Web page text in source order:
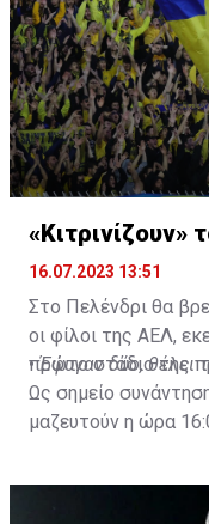
Al-Ahli hope to
pic.twitter.com/
— Ben Jacobs
«Κιτρινίζουν»
16.07.2023 13:51
Στο Πελένδρι θα
οι φίλοι της ΑΕΛ,
πρώτο στάδιο της
•Έφυγαν δύο, θέλει
Ως σημείο
μαζευτούν η ώρα